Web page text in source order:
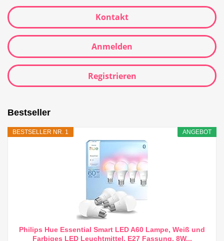
Kontakt
Anmelden
Registrieren
Bestseller
ANGEBOT
BESTSELLER NR. 1
Philips Hue Essential Smart LED A60 Lampe, Weiß und
Farbiges LED Leuchtmittel, E27 Fassung, 8W...